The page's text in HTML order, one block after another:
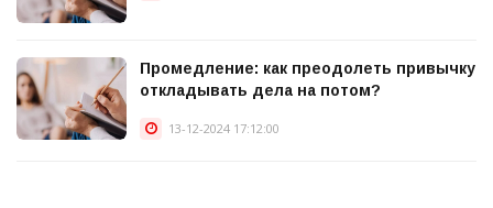
Промедление: как преодолеть привычку
откладывать дела на потом?
13-12-2024 17:12:00